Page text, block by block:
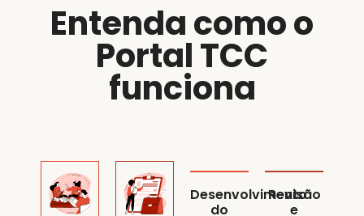
Entenda como o
Portal TCC
funciona
Desenvolvimento
do
Revisão
e